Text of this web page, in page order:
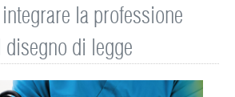
la professione
di legge